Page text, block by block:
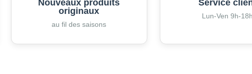
Nouveaux produits
originaux
au fil des saisons
Service
Lun-Ven 9h-18h